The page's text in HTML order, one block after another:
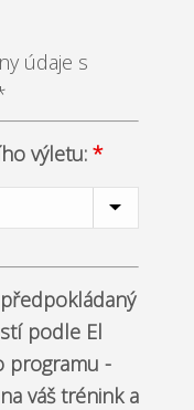
údaje s
výletu: *
podle El
programu -
váš trénink a